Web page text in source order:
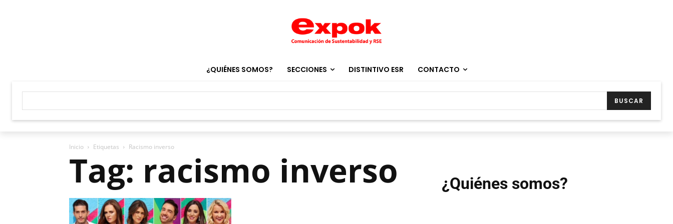
¿QUIÉNES SOMOS? SECCIONES DISTINTIVO ESR CONTACTO
BUSCAR
Inicio Etiquetas Racismo inverso
Tag: racismo inverso ¿Quiénes somos?